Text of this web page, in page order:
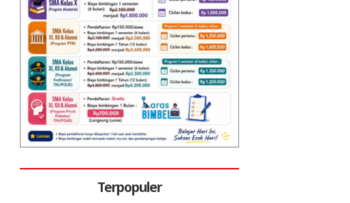
Terpopuler